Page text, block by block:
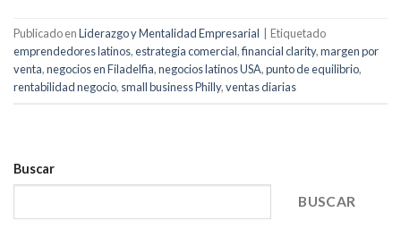
Publicado enLiderazgo y Mentalidad Empresarial
Etiquetado
emprendedores latinos,estrategia comercial,financial clarity,margen por
venta,negocios en Filadelfia,negocios latinos USA,punto de equilibrio,
rentabilidad negocio, small business Philly,ventas diarias
Buscar
BUSCAR